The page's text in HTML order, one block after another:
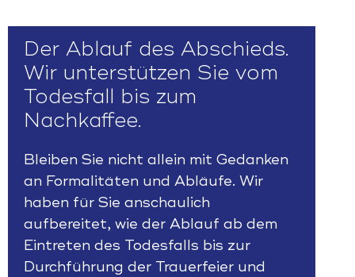
Der Ablauf des Abschieds.
Wir unterstützen Sie vom
Todesfall bis zum
Nachkaffee.
Bleiben Sie nicht allein mit Gedanken
an Formalitäten und Abläufe. Wir
haben für Sie anschaulich
aufbereitet, wie der Ablauf ab dem
Eintreten des Todesfalls bis zur
Durchführung der Trauerfeier und